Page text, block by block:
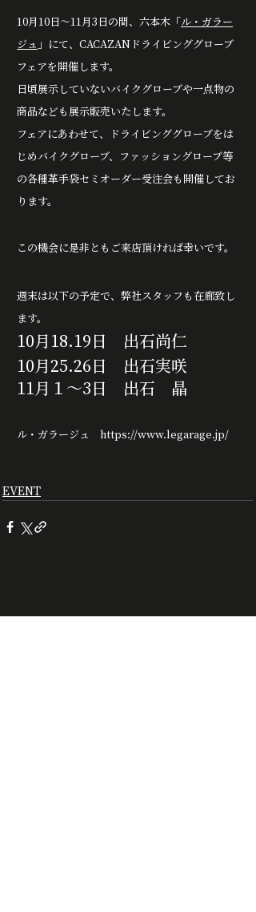
10月10日～11月3日の間、六本木「ル・ガラー
ジュ 」にて、CACAZANドライビンググローブ
フェアを開催します。
日頃展示していないバイクグローブや一点物の
商品なども展示販売いたします。
フェアにあわせて、ドライビンググローブをは
じめバイクグローブ、ファッショングローブ等
の各種革手袋セミオーダー受注会も開催してお
ります。
この機会に是非ともご来店頂ければ幸いです。
週末は以下の予定で、弊社スタッフも在廊致し
ます。
10月18.19日　出石尚仁
10月25.26日　出石実咲
11月１～3日　出石　晶
ル・ガラージュ https://www.legarage.jp/
EVENT